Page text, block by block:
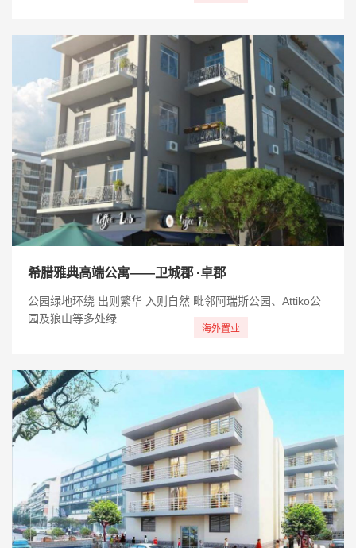
希腊雅典高端公寓——卫城郡 ·卓郡
公园绿地环绕 出则繁华 入则自然 毗邻阿瑞斯公园、Attiko公
园及狼山等多处绿…
海外置业